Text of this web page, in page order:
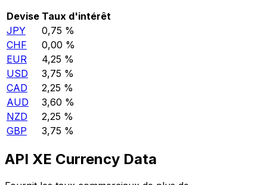
Devise Taux d'intérêt
JPY
0,75 %
CHF
0,00 %
EUR
4,25 %
USD
3,75 %
CAD
2,25 %
AUD
3,60 %
NZD
2,25 %
GBP
3,75 %
API XE Currency Data